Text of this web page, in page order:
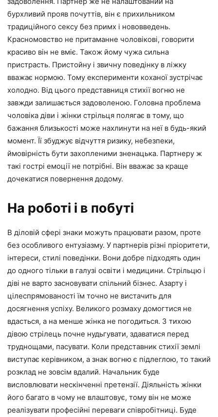
бурхливий прояв почуттів, він є прихильником
традиційного сексу без примх і нововведень.
Красномовство не притаманне чоловікові, говорити
красиво він не вміє. Також йому чужа сильна
пристрасть. Пристойну і звичну поведінку в ліжку
вважає нормою. Тому експерименти коханої зустрічає
холодно. Від цього представниця стихії вогню не
завжди залишається задоволеною. Головна проблема
чоловіка діви і жінки стрільця полягає в тому, що
бажання близькості може нахлинути на неї в будь-який
момент. Її збуджує відчуття ризику, небезпеки,
ймовірність бути захопленими зненацька. Партнеру ж
такі гострі емоції не потрібні. Він вважає за краще
дочекатися повернення додому.
На роботі і в побуті
В діловій сфері знаки можуть працювати разом, проте
без особливого ентузіазму. У партнерів різні пріоритети,
інтереси, стилі поведінки. Вони добре підходять один
до одного тільки в галузі освіти і медицини. Стрільцю і
діві не варто засновувати спільний бізнес. Азарту і
цілеспрямованості їм точно не вистачить для
досягнення успіху. Великого розмаху домогтися не
вдасться, а на менше жінка не погодиться. З тихою
дівою стрілець почне нудьгувати, здаватися перед
труднощами, пасувати. Коли представник стихії землі
виступає керівником, а знак вогню є підлеглою, то такий
розклад не зовсім вдалий. Начальник буде
висловлювати нескінченні претензії. Діяльність жінки
його багато в чому не влаштовує, тому він не може
реалізувати професійні переваги співробітниці. Буде